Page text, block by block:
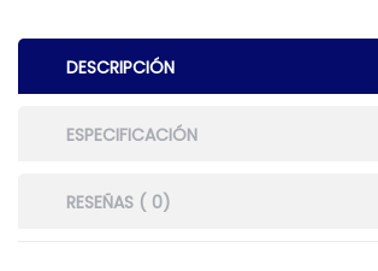
DESCRIPCIÓN
ESPECIFICACIÓN
RESEÑAS ( 0)